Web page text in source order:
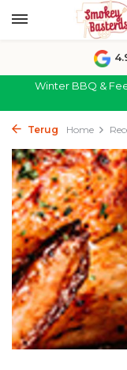
Winter BBQ &
Terug Home